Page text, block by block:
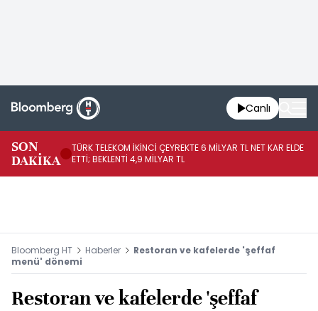
Canlı
SON
DAKİKA
TÜRK TELEKOM İKİNCİ ÇEYREKTE 6 MİLYAR TL NET KAR ELDE
ETTİ; BEKLENTİ 4,9 MİLYAR TL
Bloomberg HT Haberler
Restoran ve kafelerde 'şeffaf
menü' dönemi
Restoran ve kafelerde 'şeffaf